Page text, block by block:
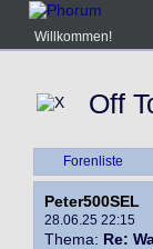
Willkommen!
Off
Forenliste
Peter500SEL
28.06.25 22:15
Thema: Re: